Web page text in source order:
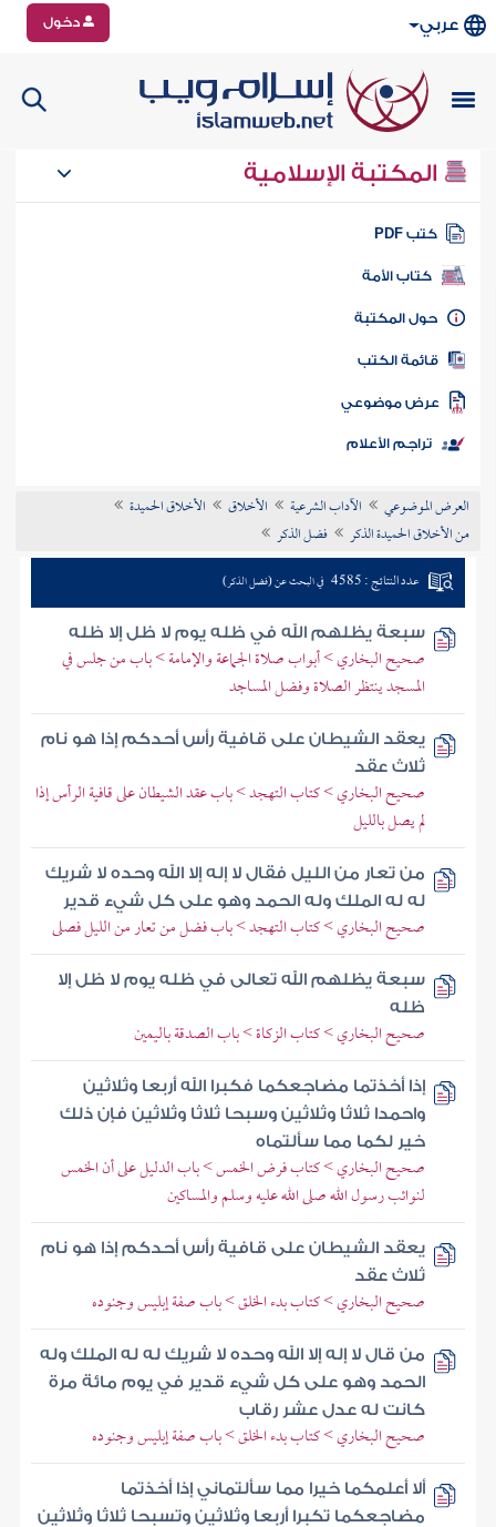
عربي دخول
المكتبة الإسلامية
كتب PDF
كتاب الأمة
المكتبة
الكتب
موضوعي
تراجم الأعلام
العرض الموضوعي الآداب الشرعية الأخلاق
الأخلاق الحميدة
من الأخلاق الحميدة الذكر
فضل الذكر
عدد النتائج : 4585 في البحث عن (فضل الذكر)
سبعة يظلهم الله في ظله يوم لا ظل إلا ظله
صحيح البخاري > أبواب صلاة الجماعة والإمامة > باب من جلس في
المسجد ينتظر الصلاة وفضل المساجد
يعقد الشيطان على قافية رأس أحدكم إذا هو نام
ثلاث عقد
صحيح البخاري > كتاب التهجد > باب عقد الشيطان على قافية الرأس إذا
لم يصل بالليل
من تعار من الليل فقال لا إله إلا الله وحده لا شريك
له له الملك وله الحمد وهو على كل شيء قدير
صحيح البخاري > كتاب التهجد > باب فضل من تعار من الليل فصلى
سبعة يظلهم الله تعالى في ظله يوم لا ظل إلا
ظله
صحيح البخاري > كتاب الزكاة > باب الصدقة باليمين
إذا أخذتما مضاجعكما فكبرا الله أربعا وثلاثين
واحمدا ثلاثا وثلاثين وسبحا ثلاثا وثلاثين فإن ذلك
خير لكما مما سألتماه
صحيح البخاري > كتاب فرض الخمس > باب الدليل على أن الخمس
لنوائب رسول الله صلى الله عليه وسلم والمساكين
يعقد الشيطان على قافية رأس أحدكم إذا هو نام
ثلاث عقد
صحيح البخاري > كتاب بدء الخلق > باب صفة إبليس وجنوده
من قال لا إله إلا الله وحده لا شريك له له الملك وله
الحمد وهو على كل شيء قدير في يوم مائة مرة
كانت له عدل عشر رقاب
صحيح البخاري > كتاب بدء الخلق > باب صفة إبليس وجنوده
ألا أعلمكما خيرا مما سألتماني إذا أخذتما
مضاجعكما تكبرا أربعا وثلاثين وتسبحا ثلاثا وثلاثين